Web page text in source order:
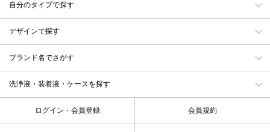
自分のタイプで探す
デザインで探す
ブランド名でさがす
洗浄液・装着液・ケースを探す
ログイン・会員登録 会員規約